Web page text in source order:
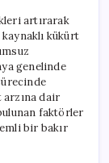
artırarak
kükürt
genelinde
arzına dair
faktörler
bir bakır